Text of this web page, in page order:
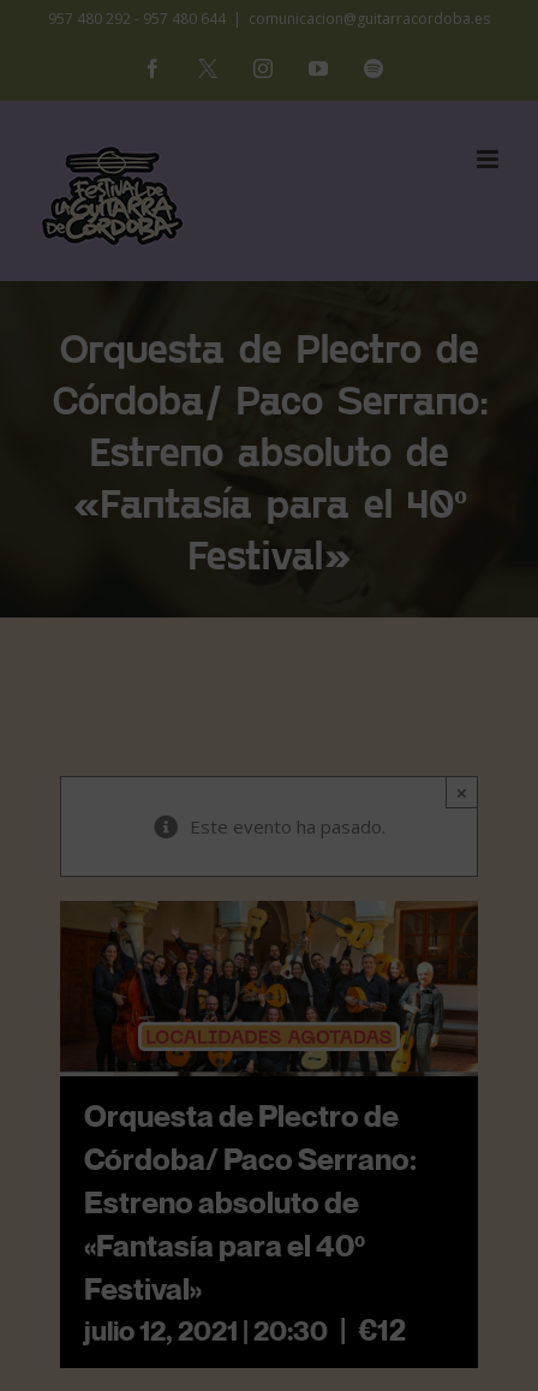
contenido
957 480 292 - 957 480 644 | comunicacion@guitarracordoba.es
Facebook
X InstagramYouTubeSpotify
Orquesta de Plectro de
Córdoba/ Paco Serrano:
Estreno absoluto de
«Fantasía para el 40º
Festival»
×
Este evento ha pasado.
Orquesta de Plectro de
Córdoba/ Paco Serrano:
Estreno absoluto de
«Fantasía para el 40º
Festival»
julio 12, 2021 | 20:30 €12